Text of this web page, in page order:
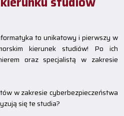
to unikatowy i pierwszy w
kierunek studiów! Po ich
oraz specjalistą w zakresie
w zakresie cyberbezpieczeństwa
się te studia?